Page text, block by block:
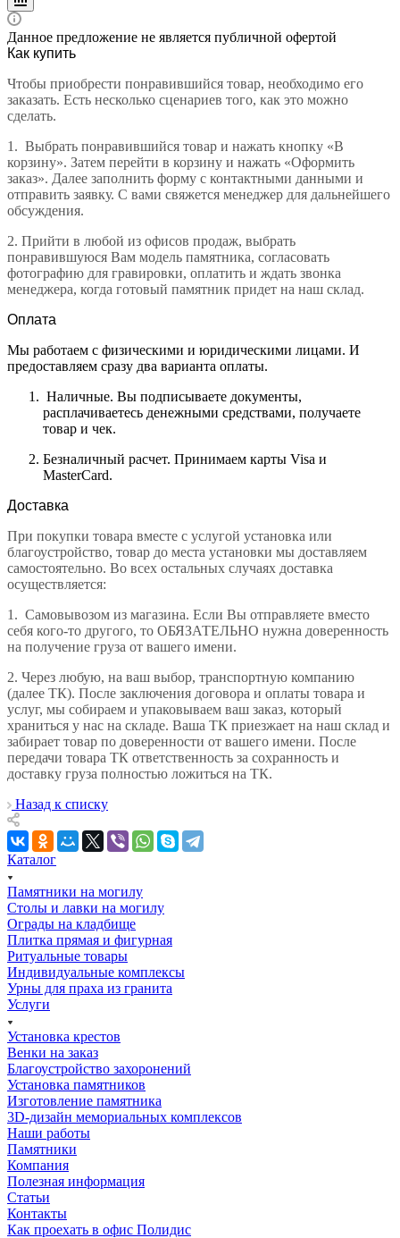
Данное предложение не является публичной офертой
Как купить
Чтобы приобрести понравившийся товар, необходимо его
заказать. Есть несколько сценариев того, как это можно
сделать.
1. Выбрать понравившийся товар и нажать кнопку «В
корзину». Затем перейти в корзину и нажать «Оформить
заказ». Далее заполнить форму с контактными данными и
отправить заявку. С вами свяжется менеджер для дальнейшего
обсуждения.
2. Прийти в любой из офисов продаж, выбрать
понравившуюся Вам модель памятника, согласовать
фотографию для гравировки, оплатить и ждать звонка
менеджера, когда готовый памятник придет на наш склад.
Оплата
Мы работаем с физическими и юридическими лицами. И
предоставляем сразу два варианта оплаты.
Наличные. Вы подписываете документы,
расплачиваетесь денежными средствами, получаете
товар и чек.
Безналичный расчет. Принимаем карты Visa и
MasterCard.
Доставка
При покупки товара вместе с услугой установка или
благоустройство, товар до места установки мы доставляем
самостоятельно. Во всех остальных случаях доставка
осуществляется:
1. Самовывозом из магазина. Если Вы отправляете вместо
себя кого-то другого, то ОБЯЗАТЕЛЬНО нужна доверенность
на получение груза от вашего имени.
2. Через любую, на ваш выбор, транспортную компанию
(далее ТК). После заключения договора и оплаты товара и
услуг, мы собираем и упаковываем ваш заказ, который
храниться у нас на складе. Ваша ТК приезжает на наш склад и
забирает товар по доверенности от вашего имени. После
передачи товара ТК ответственность за сохранность и
доставку груза полностью ложиться на ТК.
Назад к списку
Каталог
Памятники на могилу
Столы и лавки на могилу
Ограды на кладбище
Плитка прямая и фигурная
Ритуальные товары
Индивидуальные комплексы
Урны для праха из гранита
Услуги
Установка крестов
Венки на заказ
Благоустройство захоронений
Установка памятников
Изготовление памятника
3D-дизайн мемориальных комплексов
Наши работы
Памятники
Компания
Полезная информация
Статьи
Контакты
Как проехать в офис Полидис